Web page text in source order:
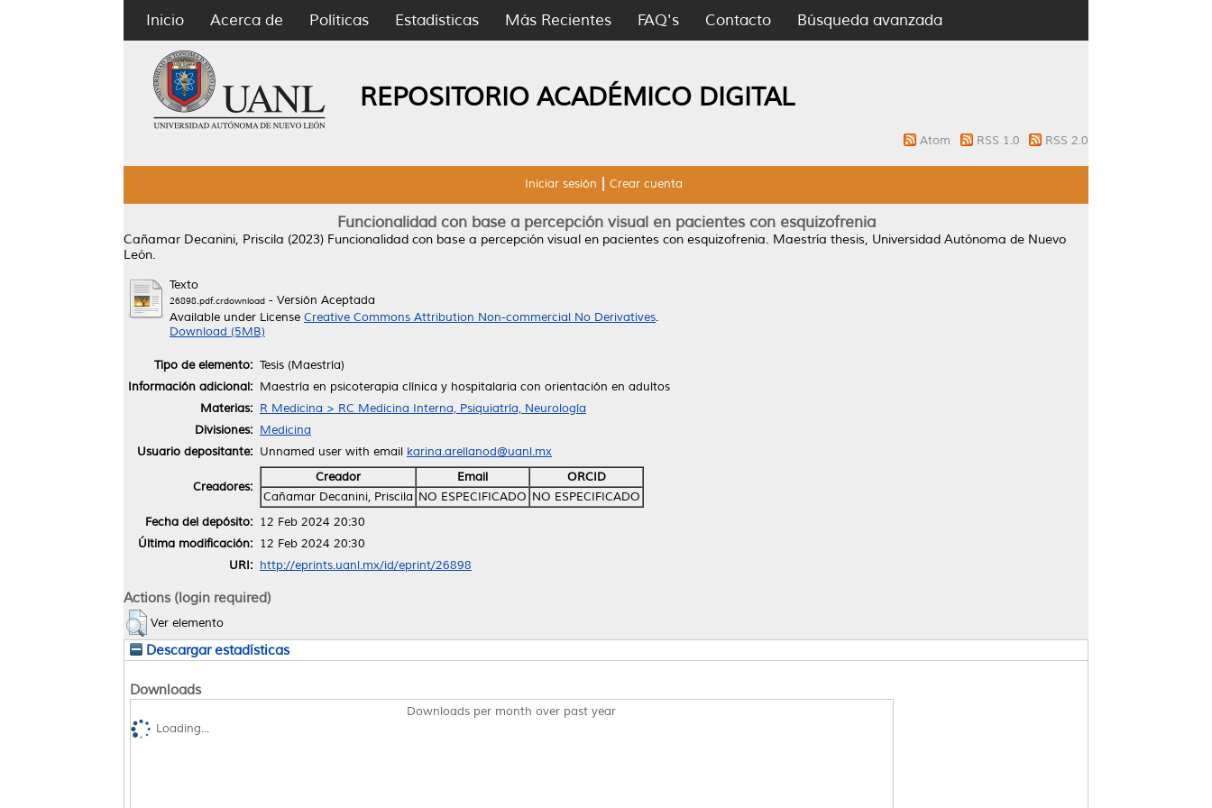
Inicio Acerca de Políticas Estadísticas Más Recientes FAQ's Contacto Búsqueda avanzada
REPOSITORIO ACADÉMICO DIGITAL
Atom RSS 1.0 RSS 2.0
Iniciar sesión Crear cuenta
Funcionalidad con base a percepción visual en pacientes con esquizofrenia
Cañamar Decanini, Priscila (2023) Funcionalidad con base a percepción visual en pacientes con esquizofrenia. Maestría thesis, Universidad Autónoma de Nuevo
León.
Texto
26898.pdf.crdownload - Versión Aceptada
Available under License Creative Commons Attribution Non-commercial No Derivatives.
Download (5MB)
Tipo de elemento: Tesis (Maestría)
Información adicional: Maestría en psicoterapia clínica y hospitalaria con orientación en adultos
Materias: R Medicina > RC Medicina Interna, Psiquiatría, Neurología
Divisiones: Medicina
Usuario depositante: Unnamed user with email karina.arellanod@uanl.mx
Creadores:
Creador Email
ORCID
Cañamar Decanini, Priscila NO ESPECIFICADO NO ESPECIFICADO
Fecha del depósito: 12 Feb 2024 20:30
Última modificación: 12 Feb 2024 20:30
URI: http://eprints.uanl.mx/id/eprint/26898
Actions (login required)
Ver elemento
Descargar estadísticas
Downloads
Downloads per month over past year
Loading...